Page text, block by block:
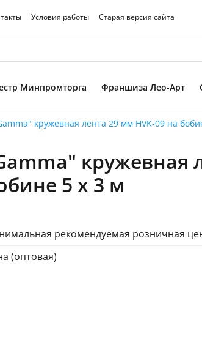
Условия работы Старая версия сайта
Минпромторга Франшиза Лео-Арт
кружевная лента 29 мм HVK-09 на
товара
кружевная
5 x 3 м
рекомендуемая розничная
(оптовая)